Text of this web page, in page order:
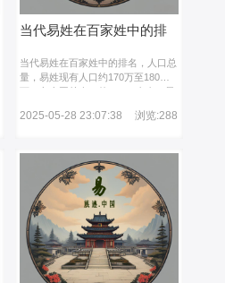
国贡献航天事业）成为激励后人的精
神资源，培养责任感与使命感。通过
思想、价值观的延续，使家族在时代
子“慎终追远，民德归厚”的训示，其
意义远超形式，在于构建个体、家族
当代易姓在百家姓中的排
名
当代易姓在百家姓中的排名，人口总
量‌，易姓现有人口约170万至180
万，占全国总人口的0.14%左右。最
姓在全国姓氏中位列第106位，但也
径或时间节点。
2025-05-28 23:07:38 浏览:288